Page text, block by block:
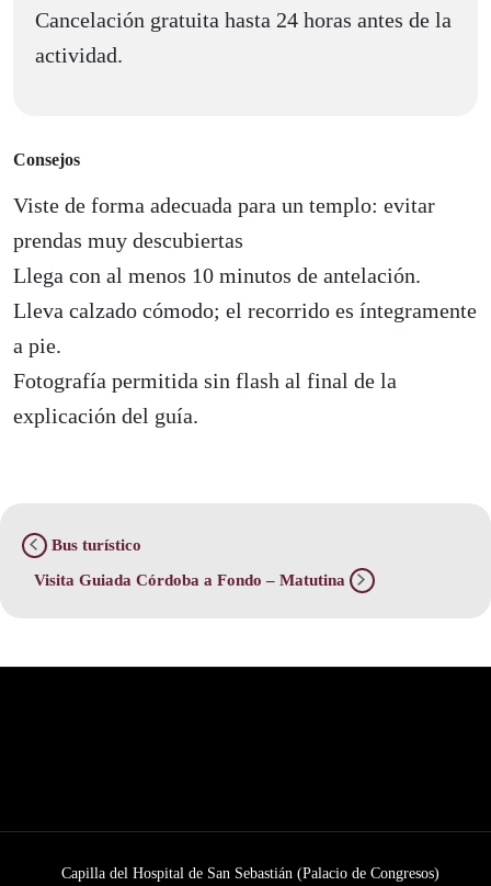
Cancelación gratuita hasta 24 horas antes de la
actividad.
Consejos
Viste de forma adecuada para un templo: evitar
prendas muy descubiertas
Llega con al menos 10 minutos de antelación.
Lleva calzado cómodo; el recorrido es íntegramente
a pie.
Fotografía permitida sin flash al final de la
explicación del guía.
Bus turístico
Visita Guiada Córdoba a Fondo – Matutina
Capilla del Hospital de San Sebastián (Palacio de Congresos)